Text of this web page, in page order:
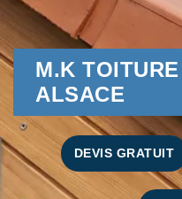
M.K
ALSACE
DEVIS GRATUIT